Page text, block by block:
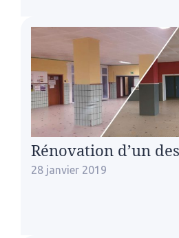
Rénovation d’un
28 janvier 2019